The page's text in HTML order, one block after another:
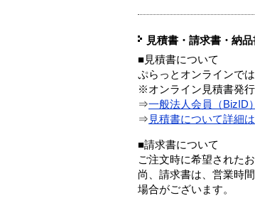
見積書・請求書・納
■見積書について
ぷらっとオンラインで
※オンライン見積書発
⇒一般法人会員（BizID
⇒ 見積書について詳細
■請求書について
ご注文時に希望された
尚、請求書は、営業時
場合がございます。